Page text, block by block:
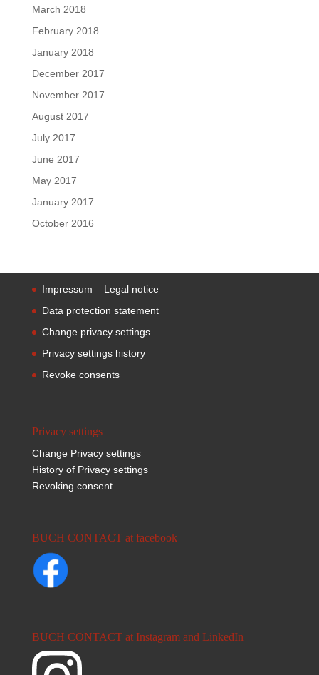
March 2018
February 2018
January 2018
December 2017
November 2017
August 2017
July 2017
June 2017
May 2017
January 2017
October 2016
Impressum – Legal notice
Data protection statement
Change privacy settings
Privacy settings history
Revoke consents
Privacy settings
Change Privacy settings
History of Privacy settings
Revoking consent
BUCH CONTACT at facebook
BUCH CONTACT at Instagram and LinkedIn